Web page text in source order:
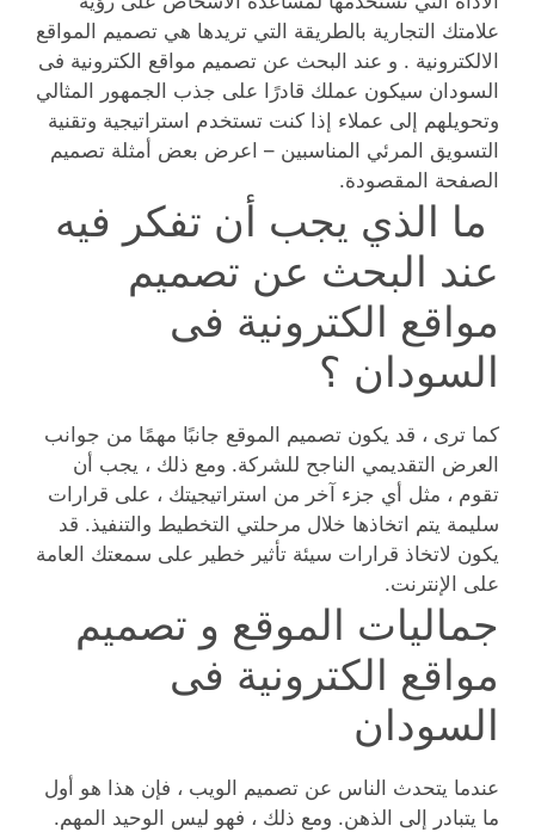
علامتك التجارية بالطريقة التي تريدها هي تصميم المواقع
الالكترونية . و عند البحث عن تصميم مواقع الكترونية فى
السودان سيكون عملك قادرًا على جذب الجمهور المثالي
وتحويلهم إلى عملاء إذا كنت تستخدم استراتيجية وتقنية
التسويق المرئي المناسبين – اعرض بعض أمثلة تصميم
الصفحة المقصودة.
ما الذي يجب أن تفكر فيه
عند البحث عن تصميم
مواقع الكترونية فى
السودان ؟
كما ترى ، قد يكون تصميم الموقع جانبًا مهمًا من جوانب
العرض التقديمي الناجح للشركة. ومع ذلك ، يجب أن
تقوم ، مثل أي جزء آخر من استراتيجيتك ، على قرارات
سليمة يتم اتخاذها خلال مرحلتي التخطيط والتنفيذ. قد
يكون لاتخاذ قرارات سيئة تأثير خطير على سمعتك العامة
على الإنترنت.
جماليات الموقع و تصميم
مواقع الكترونية فى
السودان
عندما يتحدث الناس عن تصميم الويب ، فإن هذا هو أول
ما يتبادر إلى الذهن. ومع ذلك ، فهو ليس الوحيد المهم.